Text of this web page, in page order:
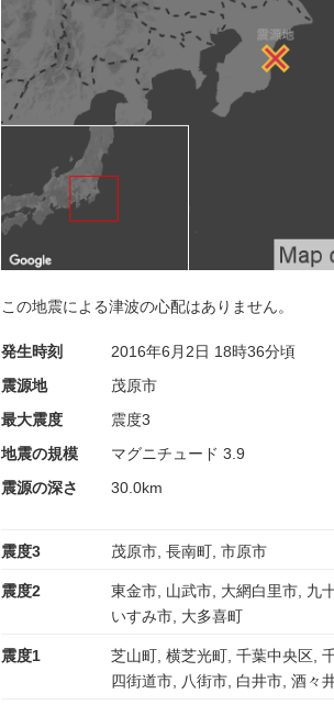
この地震による津波の心配はありません。
発生時刻 2016年6月2日 18時36分頃
震源地
茂原市
最大震度
震度3
地震の規模
マグニチュード 3.9
震源の深さ
30.0km
震度3 茂原市, 長南町, 市原市
震度2
東金市, 山武市, 大網白里市, 九
いすみ市, 大多喜町
震度1
芝山町, 横芝光町, 千葉中央区,
四街道市, 八街市, 白井市, 酒々